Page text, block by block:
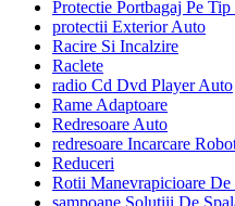
Protectie Portbagaj Pe
protectii Exterior Auto
Racire Si Incalzire
Raclete
radio Cd Dvd Player Auto
Rame Adaptoare
Redresoare Auto
redresoare Incarcare
Reduceri
Rotii Manevrapicioare
sampoane Solutiii De